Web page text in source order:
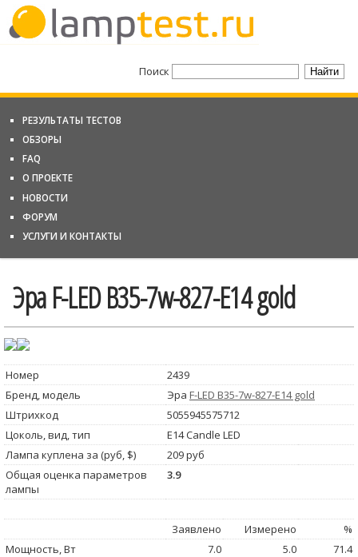
Поиск
РЕЗУЛЬТАТЫ ТЕСТОВ
ОБЗОРЫ
FAQ
О ПРОЕКТЕ
НОВОСТИ
ФОРУМ
УСЛУГИ И КОНТАКТЫ
Эра F-LED B35-7w-827-E14 gold
Номер
2439
Бренд, модель
Эра F-LED B35-7w-827-E14 gold
Штрихкод
5055945575712
Цоколь, вид, тип
E14 Candle LED
Лампа куплена за (руб, $)
209 руб
Общая оценка параметров
лампы
3.9
Заявлено Измерено
%
Мощность, Вт
7.0 5.0
71.4